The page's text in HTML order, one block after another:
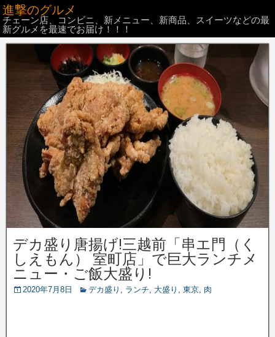
進撃のグルメ
チェーン店、コンビニ、新メニュー、新商品、スイーツなどの最
新グルメを最速でお届け！！！
デカ盛り唐揚げ!三越前「串エ門（く
しえもん） 室町店」で巨大ランチメ
ニュー・ご飯大盛り!
2020年7月8日 デカ盛り , ランチ, 大盛り , 東京, 肉